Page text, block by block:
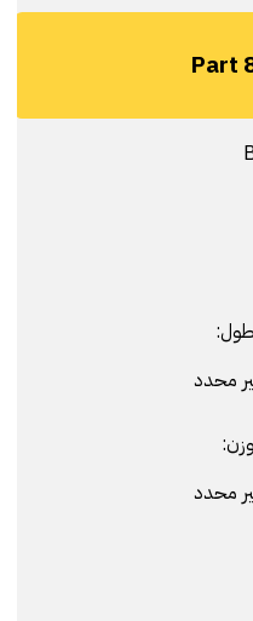
Part
محدد
محدد